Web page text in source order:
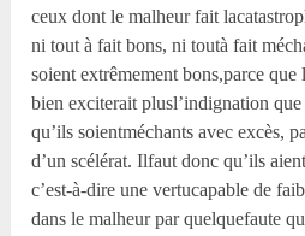
ceux dont le malheur fait
ni tout à fait bons, ni toutà fait
soient extrêmement bons,parce
bien exciterait plusl’indignation
qu’ils soientméchants avec excès,
d’un scélérat. Ilfaut donc qu’ils
c’est-à-dire une vertucapable de
dans le malheur par quelquefaute